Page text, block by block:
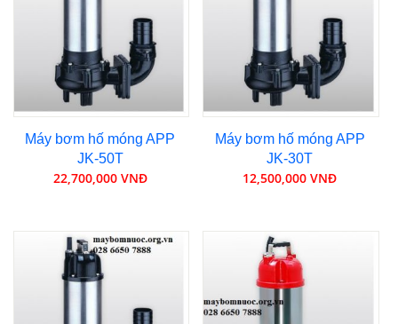
Máy bơm hố móng APP
JK-50T
22,700,000 VNĐ
Máy bơm hố móng APP
JK-30T
12,500,000 VNĐ